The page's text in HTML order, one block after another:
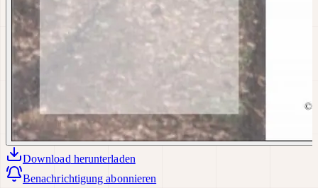
Download herunterladen
Benachrichtigung abonnieren